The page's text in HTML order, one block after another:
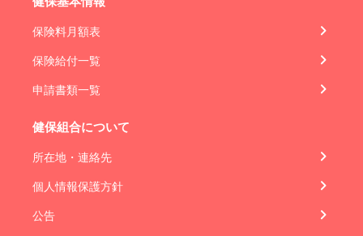
保険料月額表
保険給付一覧
申請書類一覧
健保組合について
所在地・連絡先
個人情報保護方針
公告